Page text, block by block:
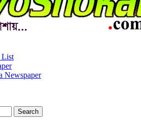
List
Newspaper